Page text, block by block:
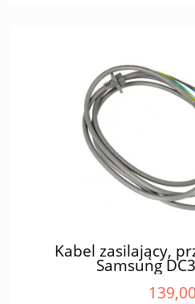
Kabel zasilający,
Samsung